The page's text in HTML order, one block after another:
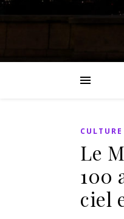
CULTURE
Le
100
ciel